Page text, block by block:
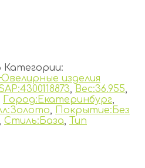
Категории:
Ювелирные изделия
, Вес:36.955,
Город:Екатеринбург,
, Покрытие:Без
, Стиль:База, Тип